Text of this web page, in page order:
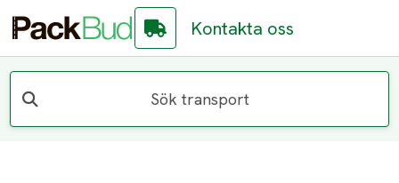
Kontakta oss
Sök transport